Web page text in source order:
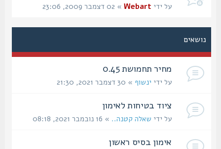
על ידיWebart» 02 דצמבר 2009, 23:06
נושאים
מחיר תחמושת 0.45
על ידיינשוף» 30 דצמבר 2021, 21:30
ציוד בטיחות לאימון
על ידישאלה קטנה..» 16 נובמבר 2021, 08:18
אימון בסיס ראשון